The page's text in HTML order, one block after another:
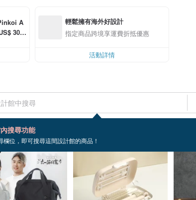
A
30.0
輕鬆擁有海外好設計
指定商品跨境享運費折抵優惠
活動詳情
搜尋功能
欄位，即可搜尋這間設計館的商品！